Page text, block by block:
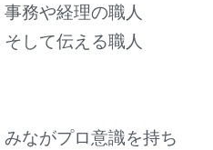
事務や経理の職人
そして伝える職人
みながプロ意識を持ち